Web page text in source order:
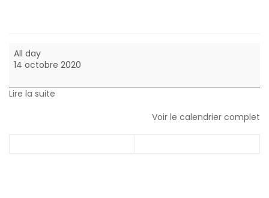
évenement
test
All day
14 octobre 2020
Lire la suite
Voir le calendrier complet